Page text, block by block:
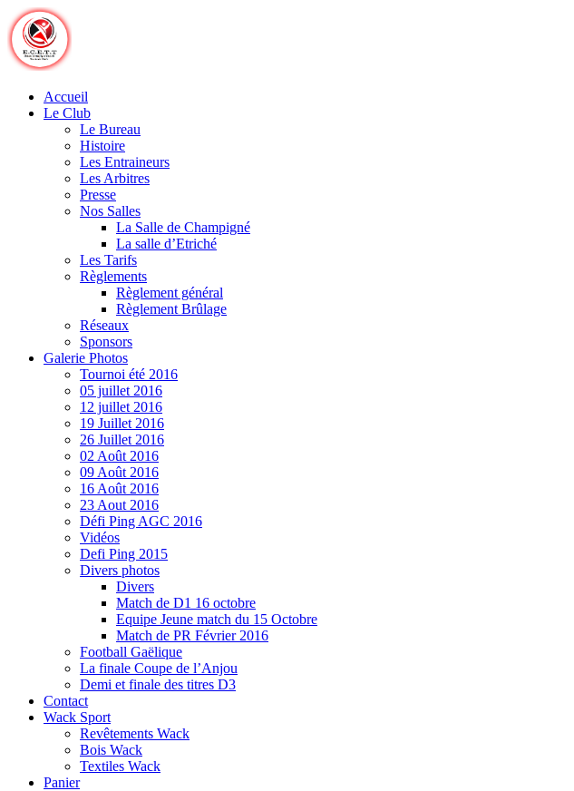
Skip
to
content
Accueil
Le Club
Le Bureau
Histoire
Les Entraineurs
Les Arbitres
Presse
Nos Salles
La Salle de Champigné
La salle d’Etriché
Les Tarifs
Règlements
Règlement général
Règlement Brûlage
Réseaux
Sponsors
Galerie Photos
Tournoi été 2016
05 juillet 2016
12 juillet 2016
19 Juillet 2016
26 Juillet 2016
02 Août 2016
09 Août 2016
16 Août 2016
23 Aout 2016
Défi Ping AGC 2016
Vidéos
Defi Ping 2015
Divers photos
Divers
Match de D1 16 octobre
Equipe Jeune match du 15 Octobre
Match de PR Février 2016
Football Gaëlique
La finale Coupe de l’Anjou
Demi et finale des titres D3
Contact
Wack Sport
Revêtements Wack
Bois Wack
Textiles Wack
Panier